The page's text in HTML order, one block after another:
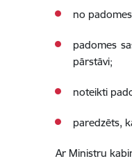
no
padomes
pārstāvi;
noteikti
paredzēts,
Ar Ministru